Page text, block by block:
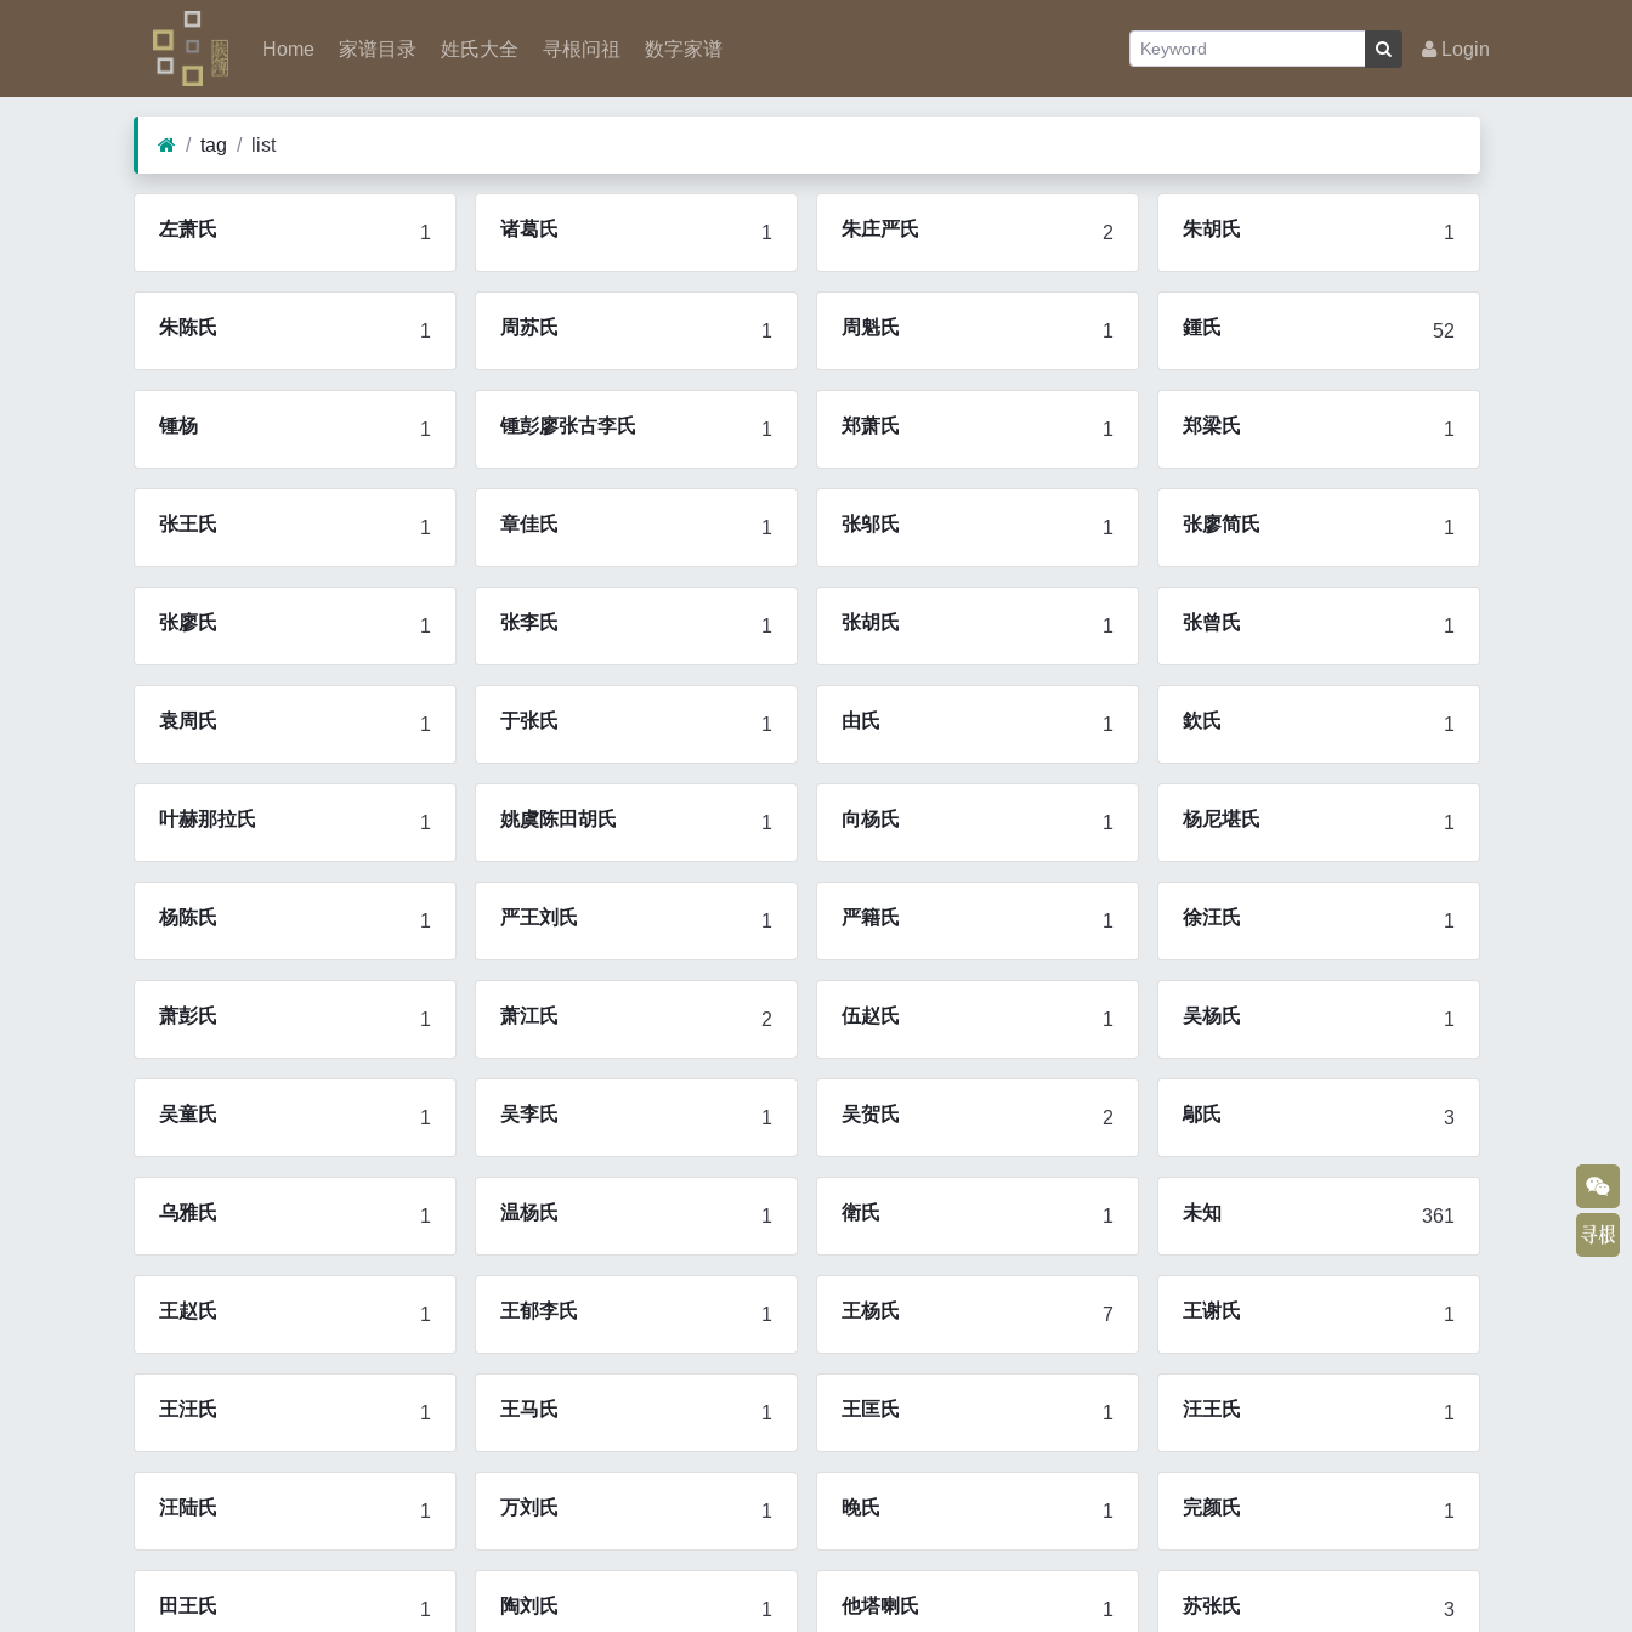
Home 家谱目录 姓氏大全 寻根问祖 数字家谱 Login
tag list
左萧氏 1 诸葛氏 1 朱庄严氏 2 朱胡氏 1
朱陈氏 1 周苏氏 1 周魁氏 1 鍾氏 52
锺杨 1 锺彭廖张古李氏 1 郑萧氏 1 郑梁氏 1
张王氏 1 章佳氏 1 张邬氏 1 张廖简氏 1
张廖氏 1 张李氏 1 张胡氏 1 张曾氏 1
袁周氏 1 于张氏 1 由氏 1 欽氏 1
叶赫那拉氏 1 姚虞陈田胡氏 1 向杨氏 1 杨尼堪氏 1
杨陈氏 1 严王刘氏 1 严籍氏 1 徐汪氏 1
萧彭氏 1 萧江氏 2 伍赵氏 1 吴杨氏 1
吴童氏 1 吴李氏 1 吴贺氏 2 鄔氏 3
乌雅氏 1 温杨氏 1 衛氏 1 未知 361
王赵氏 1 王郁李氏 1 王杨氏 7 王谢氏 1
王汪氏 1 王马氏 1 王匡氏 1 汪王氏 1
汪陆氏 1 万刘氏 1 晚氏 1 完颜氏 1
田王氏 1 陶刘氏 1 他塔喇氏 1 苏张氏 3